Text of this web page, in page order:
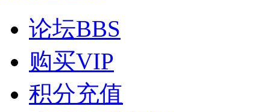
论坛BBS
购买VIP
积分充值